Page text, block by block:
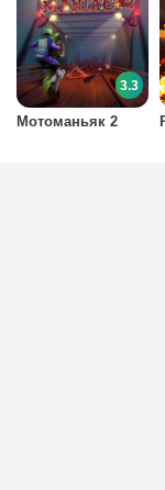
Мотоманьяк 2
3.3